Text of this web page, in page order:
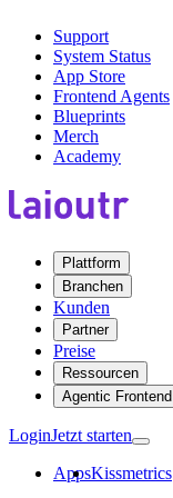
Support
System Status
App Store
Frontend Agents
Blueprints
Merch
Academy
Plattform
Branchen
Kunden
Partner
Preise
Ressourcen
Agentic Frontend
LoginJetzt starten
AppsKissmetrics